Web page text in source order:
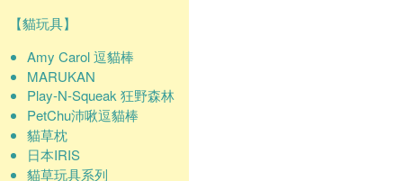
【貓玩具】
Amy Carol 逗貓棒
MARUKAN
Play-N-Squeak 狂野森林
PetChu沛啾逗貓棒
貓草枕
日本IRIS
貓草玩具系列